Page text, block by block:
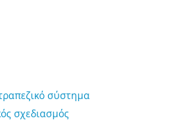
σύστημα
σχεδιασμός